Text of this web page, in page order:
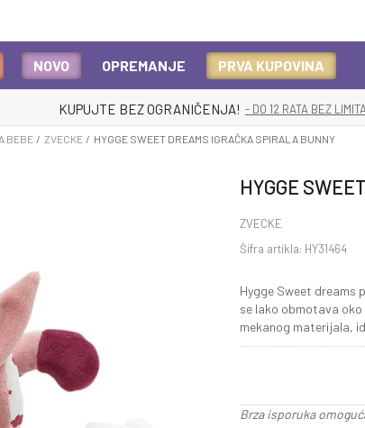
NOVO OPREMANJE PRVA KUPOVINA
KUPUJTE BEZ OGRANIČENJA! - DO 12 RATA BEZ
BEBE ZVECKE HYGGE SWEET DREAMS IGRAČKA SPIRALA BUNNY
HYGGE
ZVECKE
Šifra artikla: HY31464
Hygge Sweet dreams
se lako obmotava
mekanog materijala,
Brza isporuka